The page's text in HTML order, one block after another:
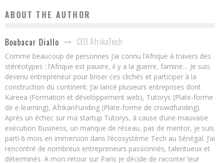
ABOUT THE AUTHOR
Boubacar Diallo CEO AfrikaTech
Comme beaucoup de personnes j’ai connu l’Afrique à travers des
stéréotypes : l’Afrique est pauvre, il y a la guerre, famine… Je suis
devenu entrepreneur pour briser ces clichés et participer à la
construction du continent. J’ai lancé plusieurs entreprises dont
Kareea (Formation et développement web), Tutorys (Plate-forme
de e-learning), AfrikanFunding (Plate-forme de crowdfunding).
Après un échec sur ma startup Tutorys, à cause d’une mauvaise
exécution Business, un manque de réseau, pas de mentor, je suis
parti 6 mois en immersion dans l’écosystème Tech au Sénégal. J’ai
rencontré de nombreux entrepreneurs passionnés, talentueux et
déterminés. A mon retour sur Paris je décide de raconter leur